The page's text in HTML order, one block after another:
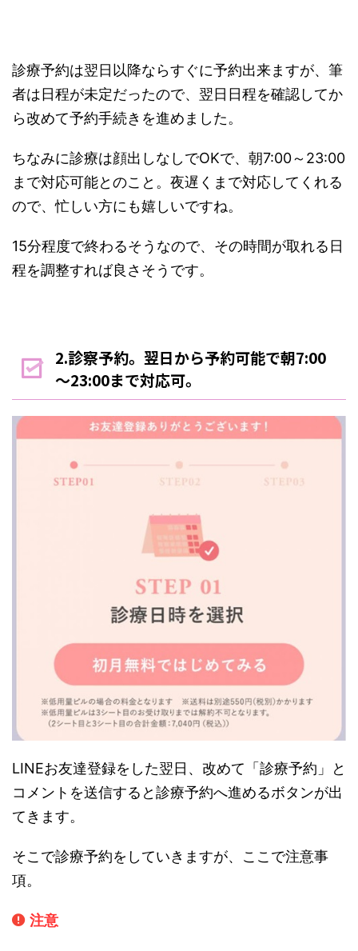
診療予約は翌日以降ならすぐに予約出来ますが、筆
者は日程が未定だったので、翌日日程を確認してか
ら改めて予約手続きを進めました。
ちなみに診療は顔出しなしでOKで、朝7:00～23:00
まで対応可能とのこと。夜遅くまで対応してくれる
ので、忙しい方にも嬉しいですね。
15分程度で終わるそうなので、その時間が取れる日
程を調整すれば良さそうです。
2.診察予約。翌日から予約可能で朝7:00
～23:00まで対応可。
LINEお友達登録をした翌日、改めて「診療予約」と
コメントを送信すると診療予約へ進めるボタンが出
てきます。
そこで診療予約をしていきますが、ここで注意事
項。
注意